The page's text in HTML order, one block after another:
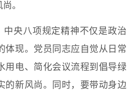
。
中央八项规定精神不仅是政治
体现。党员同志应自觉从日常
用电、简化会议流程到倡导绿
的新风尚。同时，要带动身边